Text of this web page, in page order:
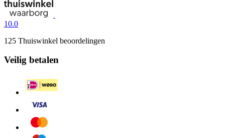
10.0
125 Thuiswinkel beoordelingen
Veilig betalen